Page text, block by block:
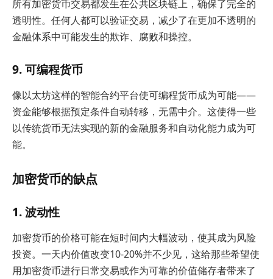
所有加密货币交易都发生在公共区块链上，确保了完全的
透明性。任何人都可以验证交易，减少了在更加不透明的
金融体系中可能发生的欺诈、腐败和操控。
9. 可编程货币
像以太坊这样的智能合约平台使可编程货币成为可能——
资金能够根据预定条件自动转移，无需中介。这使得一些
以传统货币无法实现的新的金融服务和自动化能力成为可
能。
加密货币的缺点
1. 波动性
加密货币的价格可能在短时间内大幅波动，使其成为风险
投资。一天内价值改变10-20%并不少见，这给那些希望使
用加密货币进行日常交易或作为可靠的价值储存者带来了